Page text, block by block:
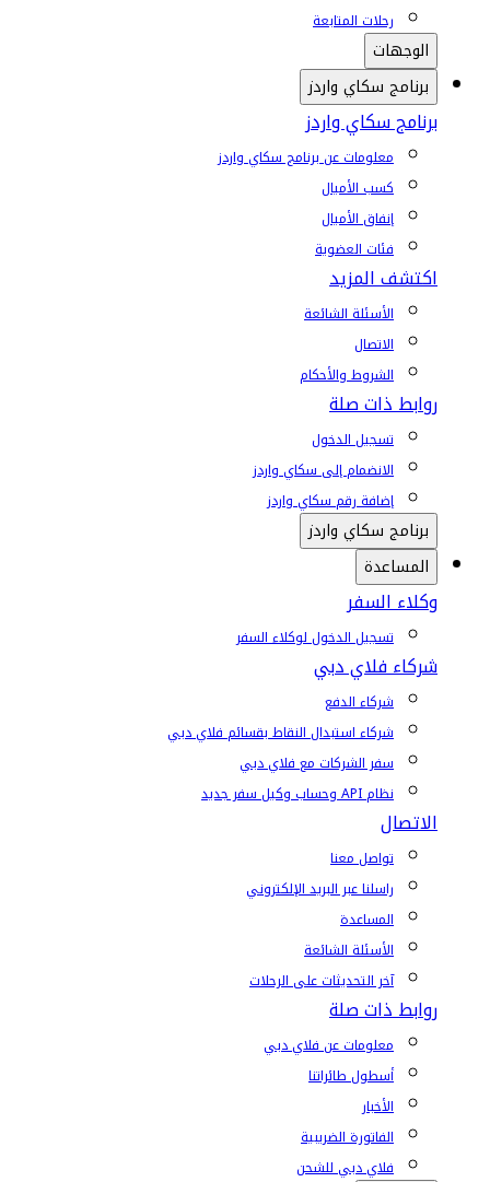
رحلات المتابعة
الوجهات
برنامج سكاي واردز
برنامج سكاي واردز
معلومات عن برنامج سكاي واردز
كسب الأميال
إنفاق الأميال
فئات العضوية
اكتشف المزيد
الأسئلة الشائعة
الاتصال
الشروط والأحكام
روابط ذات صلة
تسجيل الدخول
الانضمام إلى سكاي واردز
إضافة رقم سكاي واردز
برنامج سكاي واردز
المساعدة
وكلاء السفر
تسجيل الدخول لوكلاء السفر
شركاء فلاي دبي
شركاء الدفع
شركاء استبدال النقاط بقسائم فلاي دبي
سفر الشركات مع فلاي دبي
نظام API وحساب وكيل سفر جديد
الاتصال
تواصل معنا
راسلنا عبر البريد الإلكتروني
المساعدة
الأسئلة الشائعة
آخر التحديثات على الرحلات
روابط ذات صلة
معلومات عن فلاي دبي
أسطول طائراتنا
الأخبار
الفاتورة الضريبية
فلاي دبي للشحن